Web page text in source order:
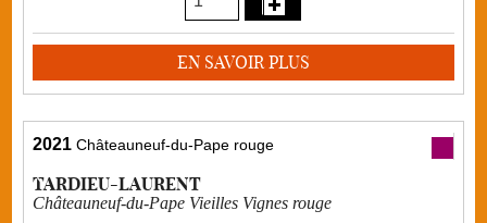
EN SAVOIR PLUS
2021 Châteauneuf-du-Pape rouge
TARDIEU-LAURENT
Châteauneuf-du-Pape Vieilles Vignes rouge